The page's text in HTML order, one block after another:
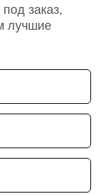
заказ,
лучшие